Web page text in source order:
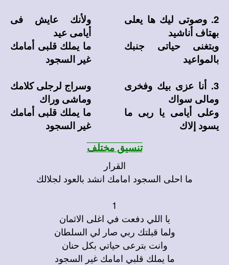
2. وصوتى ليك ها يعلى
بهتاف أناشيد
وبتغنى حياتى جنبك
بالمواعيد
3. أنا عزى بيك وفخرى
ومالى سواك
وعلى أيامى يا ربى ما
يسود إلاك
ولأنك عايش فى
أيامى عيد
ما يملك قلبى أمامك
غير السجود
وسراج لرجلى كلامك
وماشى وراك
ما يملك قلبى أمامك
غير السجود
تنسيق مختلف
القرار
ما احلى السجود امامك انشد بالعود لجلالك
1
يا اللي دفعت في اغلى الاثمان
ولما قبلتك ربي صار لي السلطان
وانت بترعى حياتي بكل حنان
ما يملك قلبي امامك غير السجود